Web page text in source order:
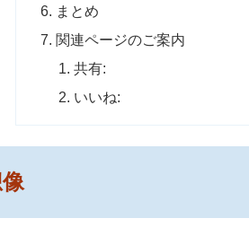
まとめ
関連ページのご案内
共有:
いいね: